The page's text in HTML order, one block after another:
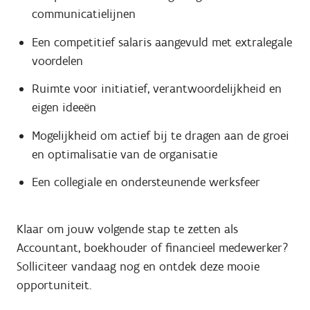
communicatielijnen
Een competitief salaris aangevuld met extralegale
voordelen
Ruimte voor initiatief, verantwoordelijkheid en
eigen ideeën
Mogelijkheid om actief bij te dragen aan de groei
en optimalisatie van de organisatie
Een collegiale en ondersteunende werksfeer
Klaar om jouw volgende stap te zetten als
Accountant, boekhouder of financieel medewerker?
Solliciteer vandaag nog en ontdek deze mooie
opportuniteit.